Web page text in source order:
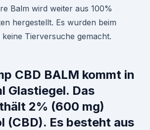
Balm wird weiter aus 100%
hergestellt. Es wurden beim
Tierversuche gemacht.
CBD BALM kommt in
Glastiegel. Das
2% (600 mg)
(CBD). Es besteht aus